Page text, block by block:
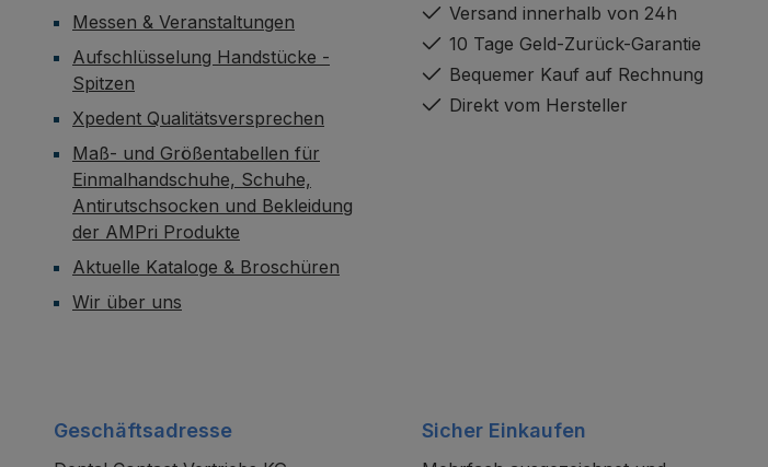
Messen & Veranstaltungen
Aufschlüsselung Handstücke -
Spitzen
Xpedent Qualitätsversprechen
Maß- und Größentabellen für
Einmalhandschuhe, Schuhe,
Antirutschsocken und Bekleidung
der AMPri Produkte
Aktuelle Kataloge & Broschüren
Wir über uns
Versand innerhalb von 24h
10 Tage Geld-Zurück-Garantie
Bequemer Kauf auf Rechnung
Direkt vom Hersteller
Geschäftsadresse Sicher Einkaufen